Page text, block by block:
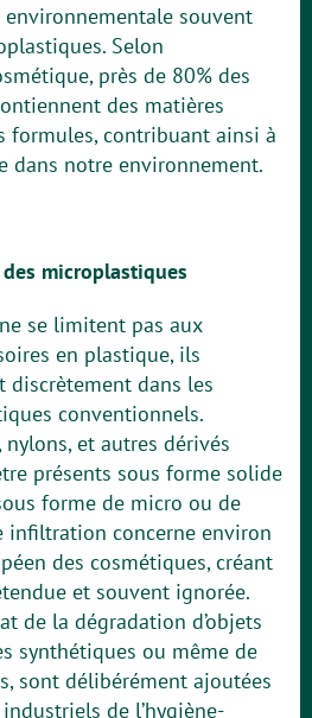
environnementale souvent
Selon
près de 80% des
des matières
formules, contribuant ainsi à
dans notre environnement.
microplastiques
se limitent pas aux
en plastique, ils
discrètement dans les
conventionnels.
et autres dérivés
présents sous forme solide
forme de micro ou de
infiltration concerne environ
des cosmétiques, créant
et souvent ignorée.
de la dégradation d’objets
synthétiques ou même de
sont délibérément ajoutées
de l’hygiène-